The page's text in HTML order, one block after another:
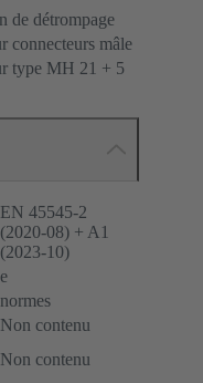
de détrompage
connecteurs mâle
type MH 21 + 5
EN 45545-2
(2020-08) + A1
(2023-10)
e
normes
Non contenu
Non contenu